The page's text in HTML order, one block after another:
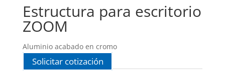
Estructura para escritorio
ZOOM
Aluminio acabado en cromo
Solicitar cotización